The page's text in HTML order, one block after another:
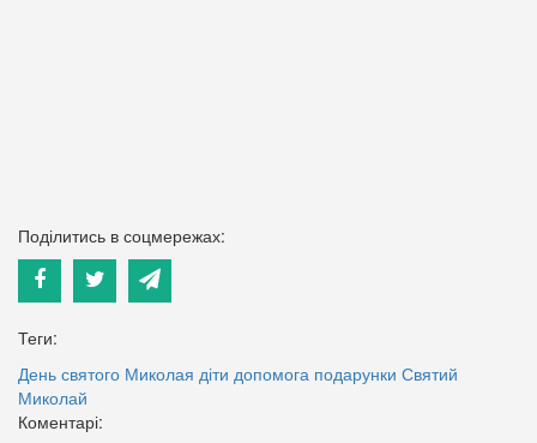
Поділитись в соцмережах:
Теги:
День святого Миколая діти допомога подарунки Святий
Миколай
Коментарі: